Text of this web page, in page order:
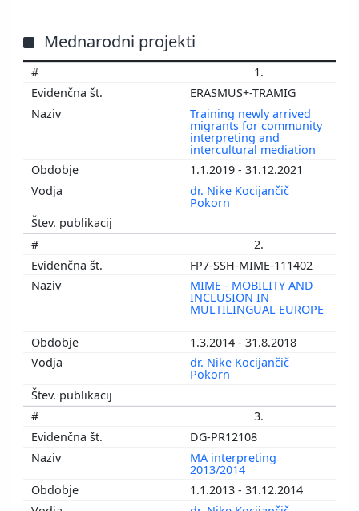
Mednarodni projekti
1.
ERASMUS+-TRAMIG
Training newly arrived
migrants for community
interpreting and
intercultural mediation
1.1.2019 - 31.12.2021
dr. Nike Kocijančič
Pokorn
2.
FP7-SSH-MIME-111402
MIME - MOBILITY AND
INCLUSION IN
MULTILINGUAL EUROPE
1.3.2014 - 31.8.2018
dr. Nike Kocijančič
Pokorn
3.
DG-PR12108
MA interpreting
2013/2014
1.1.2013 - 31.12.2014